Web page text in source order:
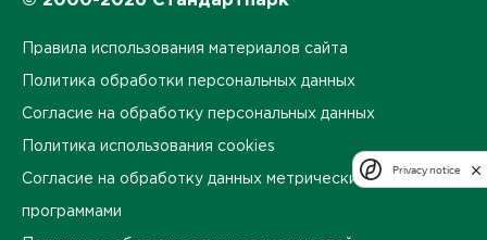
Правила использования материалов сайта
Политика обработки персональных данных
Согласие на обработку персональных данных
Политика использования cookies
Согласие на обработку данных метрическими
программами
Privacy notice